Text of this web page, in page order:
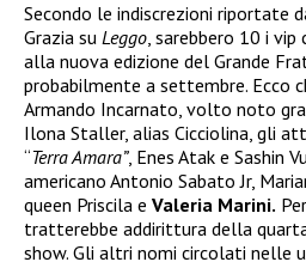
Secondo le indiscrezioni riportate
Grazia su Leggo, sarebbero 10 i
alla nuova edizione del Grande
probabilmente a settembre. Ecco
Armando Incarnato, volto noto
Ilona Staller, alias Cicciolina, gli
“Terra Amara”, Enes Atak e Sashin
americano Antonio Sabato Jr,
queen Priscila e Valeria Marini.
tratterebbe addirittura della
show. Gli altri nomi circolati nelle